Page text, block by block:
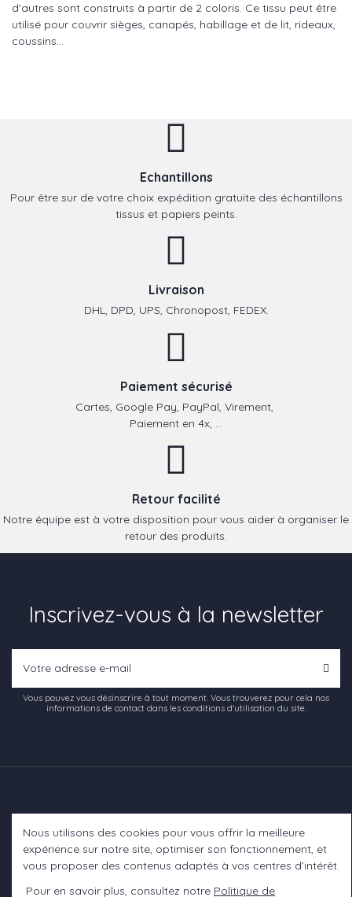
d'autres sont construits à partir de 2 coloris. Ce tissu peut être
utilisé pour couvrir sièges, canapés, habillage et de lit, rideaux,
coussins...
Echantillons
Pour être sur de votre choix expédition gratuite des échantillons
tissus et papiers peints.
Livraison
DHL, DPD, UPS, Chronopost, FEDEX.
Paiement sécurisé
Cartes, Google Pay, PayPal, Virement,
Paiement en 4x, ...
Retour facilité
Notre équipe est à votre disposition pour vous aider à organiser le
retour des produits.
Inscrivez-vous à la newsletter
Vous pouvez vous désinscrire à tout moment. Vous trouverez pour cela nos
informations de contact dans les conditions d'utilisation du site.
Informations
Nous utilisons des cookies pour vous offrir la meilleure
expérience sur notre site, optimiser son fonctionnement, et
vous proposer des contenus adaptés à vos centres d’intérêt.
Pour en savoir plus, consultez notre Politique de